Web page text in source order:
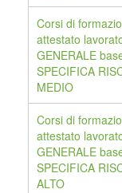
Corsi di
attestato
GENERALE
SPECIFICA
MEDIO
Corsi di
attestato
GENERALE
SPECIFICA
ALTO